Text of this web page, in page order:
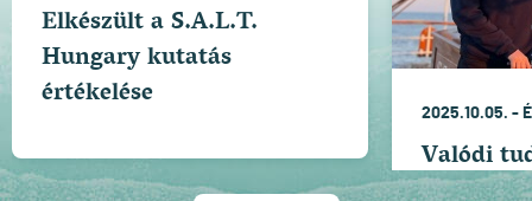
Elkészült a S.A.L.T.
Hungary kutatás
értékelése
2025.10.05. -
Valódi